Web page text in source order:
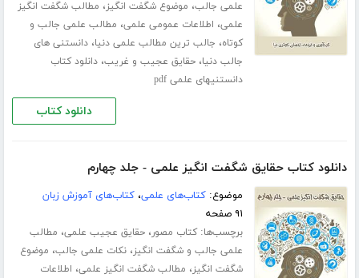
علمی جالب، موضوع شگفت انگیز، مطالب شگفت انگیز
علمی، اطلاعات عمومی علمی، مطالب علمی جالب و
کوتاه، جالب ترین مطالب علمی دنیا،دانستنی های
جالب دنیا،حقایق عجیب و غریب،دانلود کتاب
دانستنیهای علمی pdf
دانلود کتاب
دانلود کتاب حقایق شگفت انگیز علمی - جلد چهارم
موضوع:کتاب‌های علمی،کتاب‌های آموزش زبان
۹۱ صفحه
برچسب‌ها:کتاب مصور،حقایق عجیب علمی، مطالب
علمی جالب و شگفت انگیز،نکات علمی جالب، موضوع
شگفت انگیز، مطالب شگفت انگیز علمی، اطلاعات